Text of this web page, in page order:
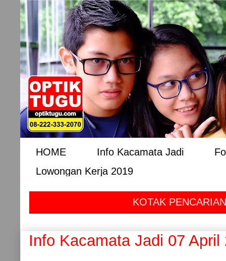
HOME Info Kacamata Jadi
Lowongan Kerja 2019
KOTAK
Info Kacamata Jadi 07 April